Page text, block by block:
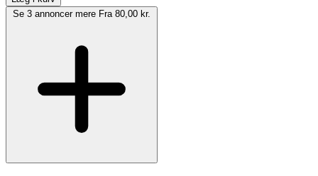
Se 3 annoncer mere Fra 80,00 kr.